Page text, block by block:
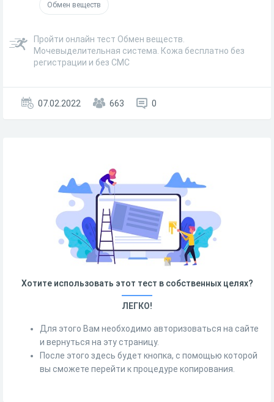
Обмен веществ
Пройти онлайн тест Обмен веществ.
Мочевыделительная система. Кожа бесплатно без
регистрации и без СМС
07.02.2022 663 0
Хотите использовать этот тест в собственных целях?
ЛЕГКО!
Для этого Вам необходимо авторизоваться на сайте
и вернуться на эту страницу.
После этого здесь будет кнопка, с помощью которой
вы сможете перейти к процедуре копирования.